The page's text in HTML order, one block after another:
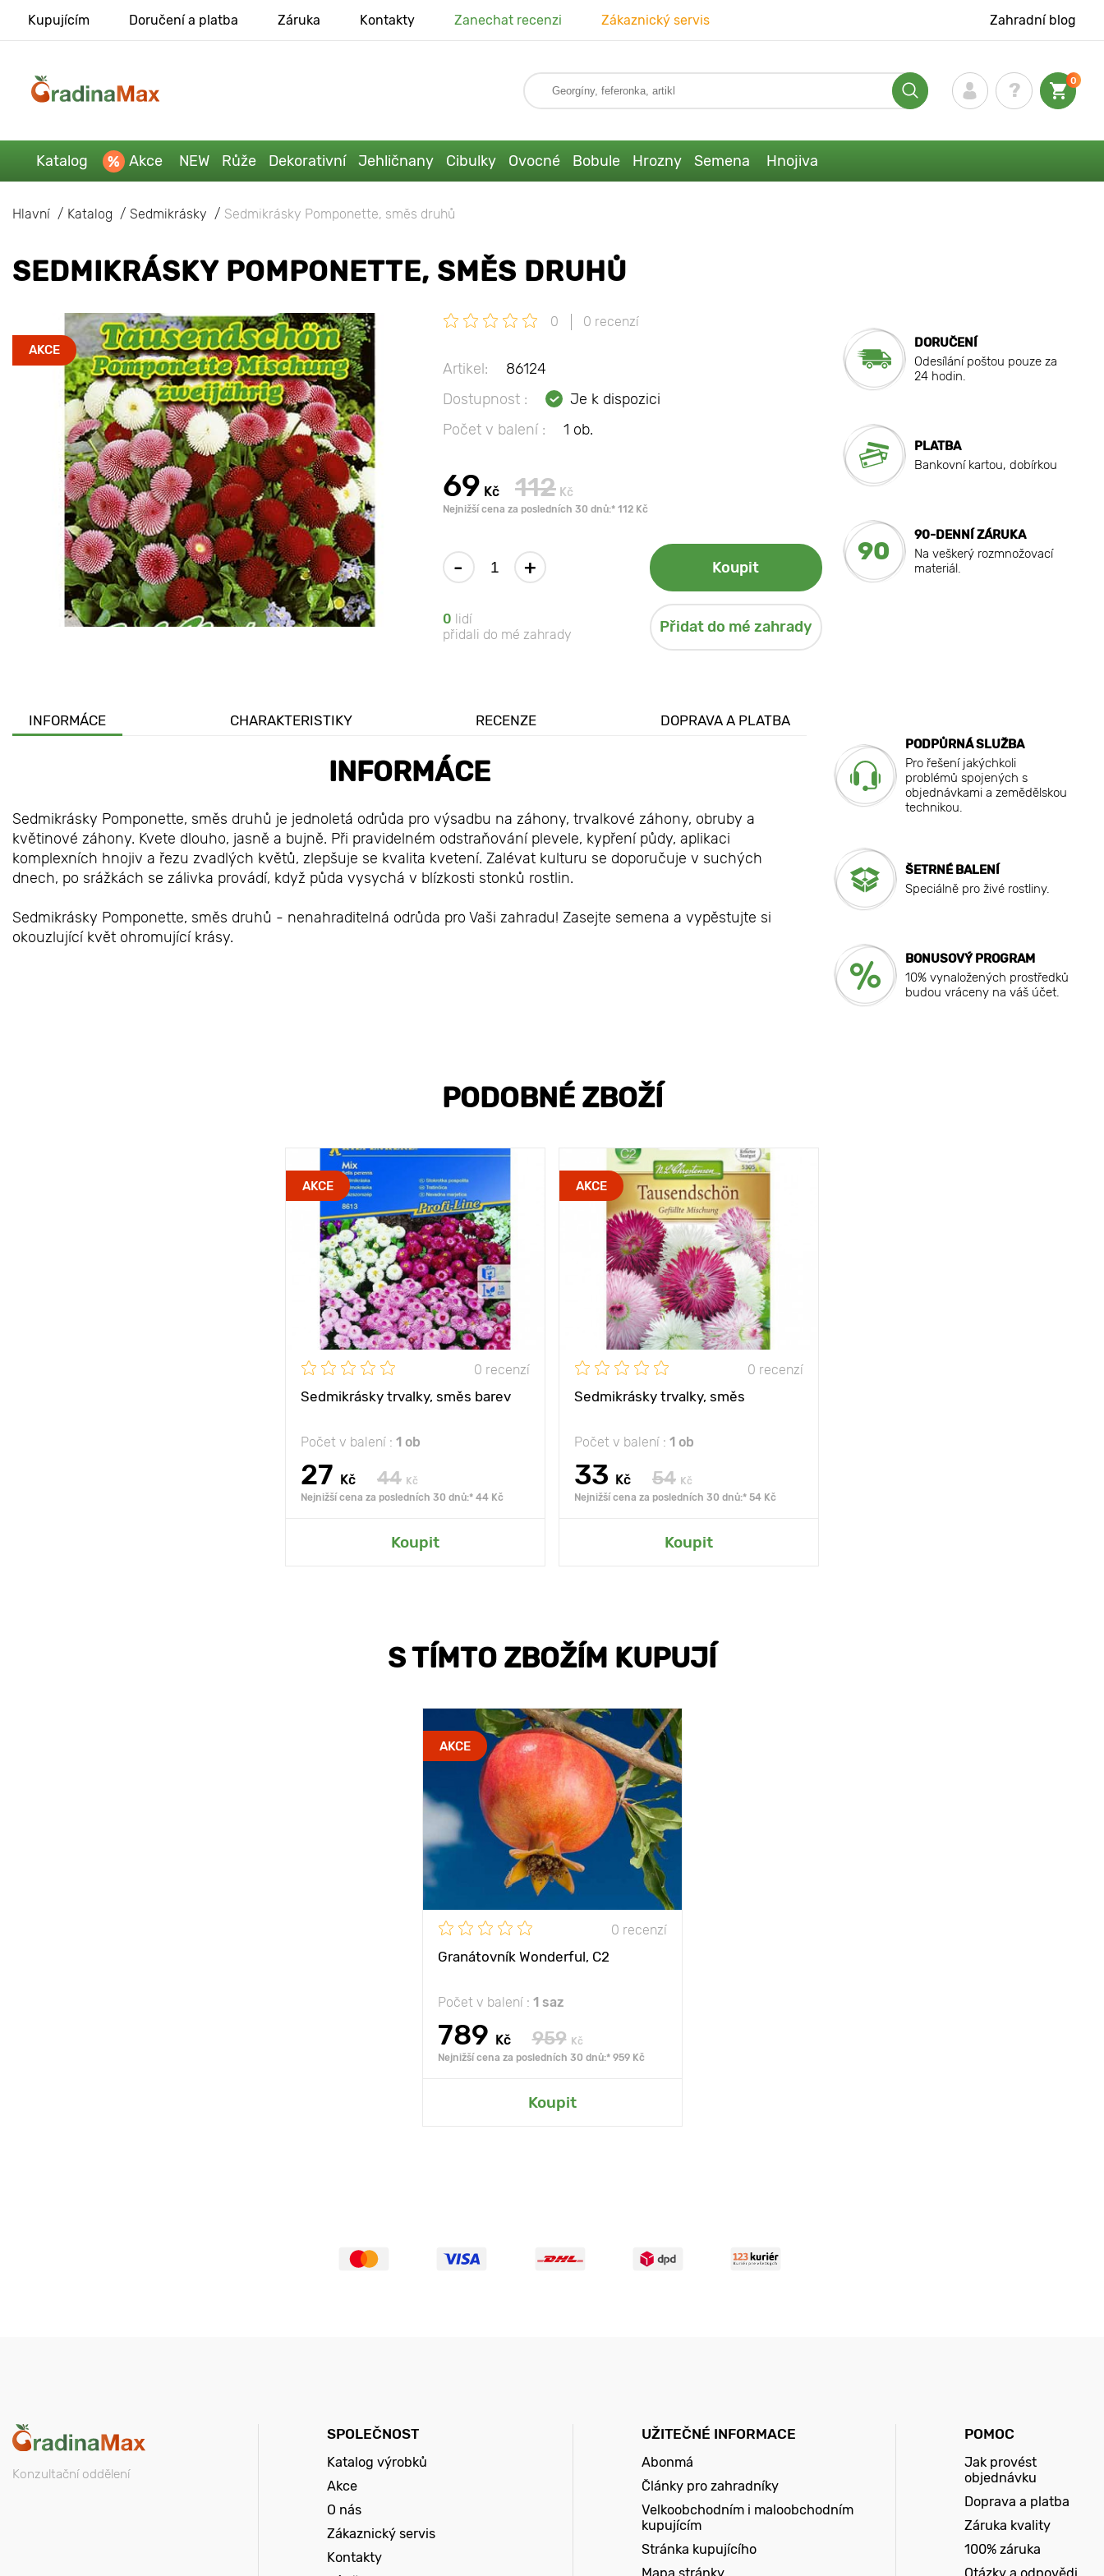
Kupujícím Doručení a platba Záruka Kontakty Zanechat recenzi Zákaznický servis Zahradní blog
0
Katalog Akce NEW Růže Dekorativní Jehličnany Cibulky Ovocné Bobule Hrozny Semena Hnojiva
Hlavní Katalog Sedmikrásky Sedmikrásky Pomponette, směs druhů
SEDMIKRÁSKY POMPONETTE, SMĚS DRUHŮ
AKCE
0 0 recenzí
Artikel:
86124
Dostupnost :
Je k dispozici
Počet v balení :
1 ob.
69 Kč 112 Kč
Nejnižší cena za posledních 30 dnů:* 112 Kč
- + Koupit
0 lidí
přidali do mé zahrady
Přidat do mé zahrady
DORUČENÍ
Odesílání poštou pouze za
24 hodin.
PLATBA
Bankovní kartou, dobírkou
90
90-DENNÍ ZÁRUKA
Na veškerý rozmnožovací
materiál.
INFORMÁCE CHARAKTERISTIKY RECENZE DOPRAVA A PLATBA
INFORMÁCE
Sedmikrásky Pomponette, směs druhů je jednoletá odrůda pro výsadbu na záhony, trvalkové záhony, obruby a
květinové záhony. Kvete dlouho, jasně a bujně. Při pravidelném odstraňování plevele, kypření půdy, aplikaci
komplexních hnojiv a řezu zvadlých květů, zlepšuje se kvalita kvetení. Zalévat kulturu se doporučuje v suchých
dnech, po srážkách se zálivka provádí, když půda vysychá v blízkosti stonků rostlin.
Sedmikrásky Pomponette, směs druhů - nenahraditelná odrůda pro Vaši zahradu! Zasejte semena a vypěstujte si
okouzlující květ ohromující krásy.
PODPŮRNÁ SLUŽBA
Pro řešení jakýchkoli
problémů spojených s
objednávkami a zemědělskou
technikou.
ŠETRNÉ BALENÍ
Speciálně pro živé rostliny.
BONUSOVÝ PROGRAM
10% vynaložených prostředků
budou vráceny na váš účet.
PODOBNÉ ZBOŽÍ
AKCE
0 recenzí
Sedmikrásky trvalky, směs barev
Počet v balení : 1 ob
27 Kč 44 Kč
Nejnižší cena za posledních 30 dnů:* 44 Kč
Koupit
AKCE
0 recenzí
Sedmikrásky trvalky, směs
Počet v balení : 1 ob
33 Kč 54 Kč
Nejnižší cena za posledních 30 dnů:* 54 Kč
Koupit
S TÍMTO ZBOŽÍM KUPUJÍ
AKCE
0 recenzí
Granátovník Wonderful, С2
Počet v balení : 1 saz
789 Kč 959
Kč
Nejnižší cena za posledních 30 dnů:* 959 Kč
Koupit
Konzultační oddělení
SPOLEČNOST
Katalog výrobků
Akce
O nás
Zákaznický servis
Kontakty
UŽITEČNÉ INFORMACE
Abonmá
Články pro zahradníky
Velkoobchodním i maloobchodním
kupujícím
Stránka kupujícího
POMOC
Jak provést
objednávku
Doprava a platba
Záruka kvality
100% záruka